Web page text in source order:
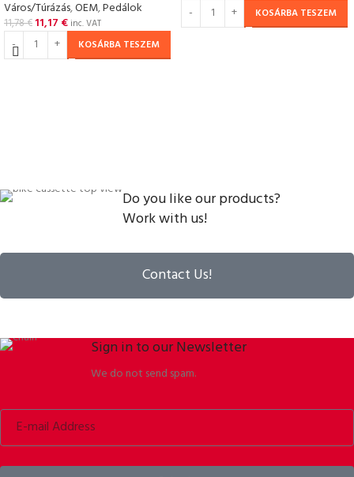
Város/Túrázás,OEM,Pedálok
11,78€ 11,17 € inc. VAT
KOSÁRBA TESZEM
KOSÁRBA TESZEM
Do you like our products?
Work with us!
Contact Us!
Sign in to our Newsletter
We do not send spam.